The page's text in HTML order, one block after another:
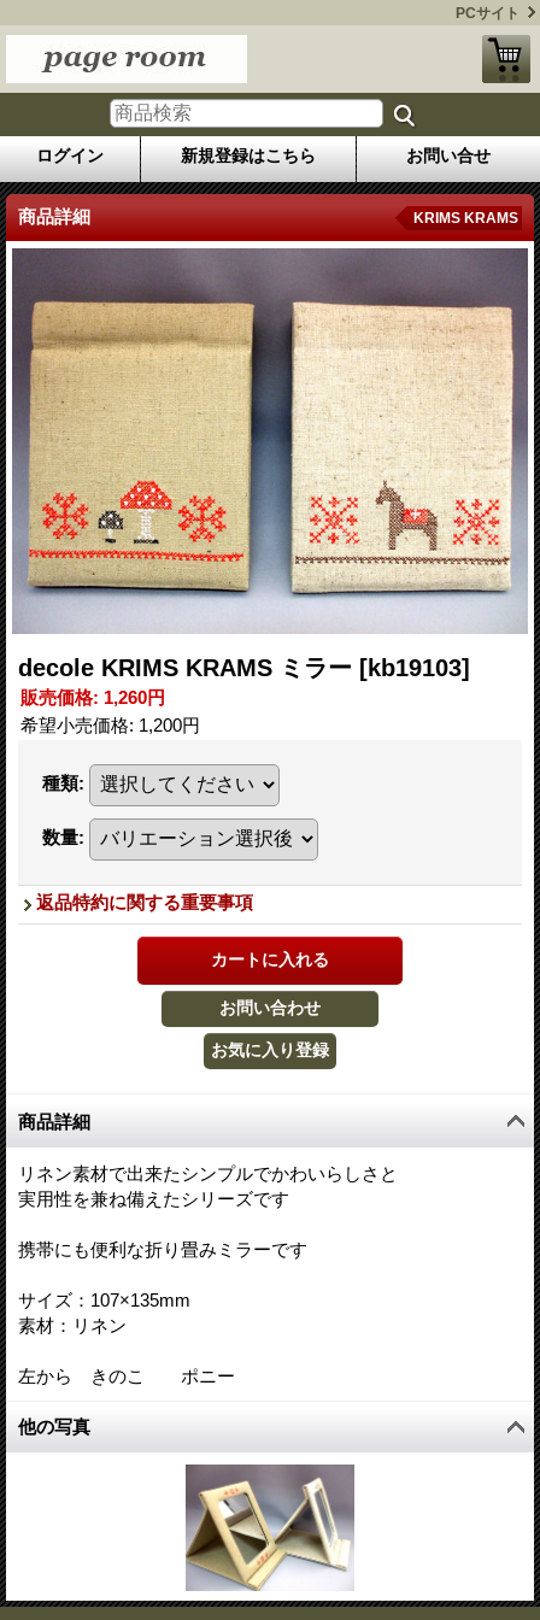
PCサイト
ログイン 新規登録はこちら お問い合せ
商品詳細 KRIMS KRAMS
decole KRIMS KRAMS ミラー [kb19103]
販売価格: 1,260円
希望小売価格: 1,200円
種類:
数量:
返品特約に関する重要事項
商品詳細
リネン素材で出来たシンプルでかわいらしさと
実用性を兼ね備えたシリーズです
携帯にも便利な折り畳みミラーです
サイズ：107×135mm
素材：リネン
左から きのこ ポニー
他の写真